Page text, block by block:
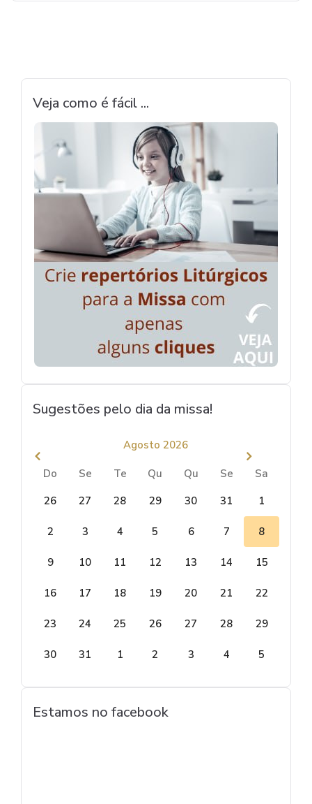
Veja como é fácil ...
Sugestões pelo dia da missa!
Agosto 2026
Do Se Te Qu Qu Se
Sa
26
27 28 29 30 31 1
2 3 4 5 6 7 8
9 10 11 12 13 14 15
16 17 18 19 20 21 22
23 24 25 26 27 28 29
30 31 1 2 3 4 5
Estamos no facebook